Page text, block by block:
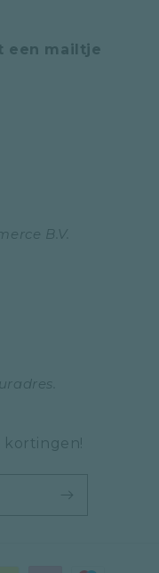
een mailtje
B.V.
kortingen!